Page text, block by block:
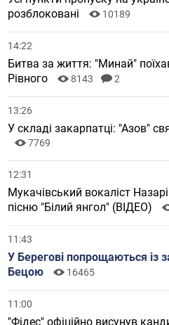
розблоковані
10189
14:22
Битва за життя: "Минай"
Рівного
8143 2
13:26
У складі закарпатці: "Азов"
7769
12:31
Мукачівський вокаліст
пісню "Білий янгол" (ВІДЕО)
11:43
У Берегові попрощаються із
Бецою
16465
11:00
"Фідес" офіційно висунув